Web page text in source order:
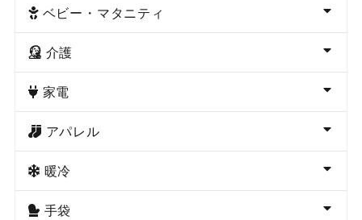
ベビー・マタニティ
介護
家電
アパレル
暖冷
手袋